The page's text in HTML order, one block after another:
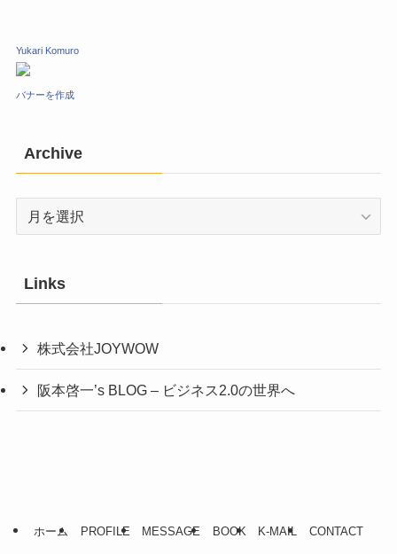
Yukari Komuro
バナーを作成
Archive
Archive
Links
株式会社JOYWOW
阪本啓一’s BLOG – ビジネス2.0の世界へ
ホーム PROFILE MESSAGE BOOK K-MAIL CONTACT